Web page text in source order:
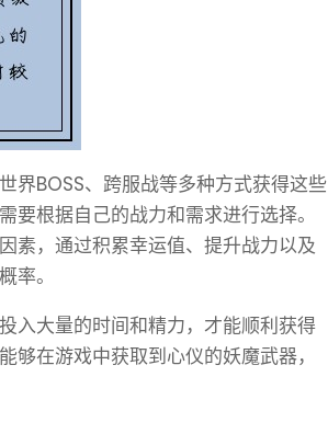
界BOSS、跨服战等多种方式获得这些
根据自己的战力和需求进行选择。
素，通过积累幸运值、提升战力以及
率。
入大量的时间和精力，才能顺利获得
在游戏中获取到心仪的妖魔武器，